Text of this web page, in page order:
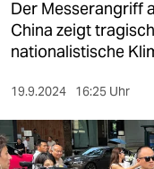
gesellschaft
sport
berlin
Der Messerangriff
China zeigt
nationalistische
19.9.2024 16:25 Uhr